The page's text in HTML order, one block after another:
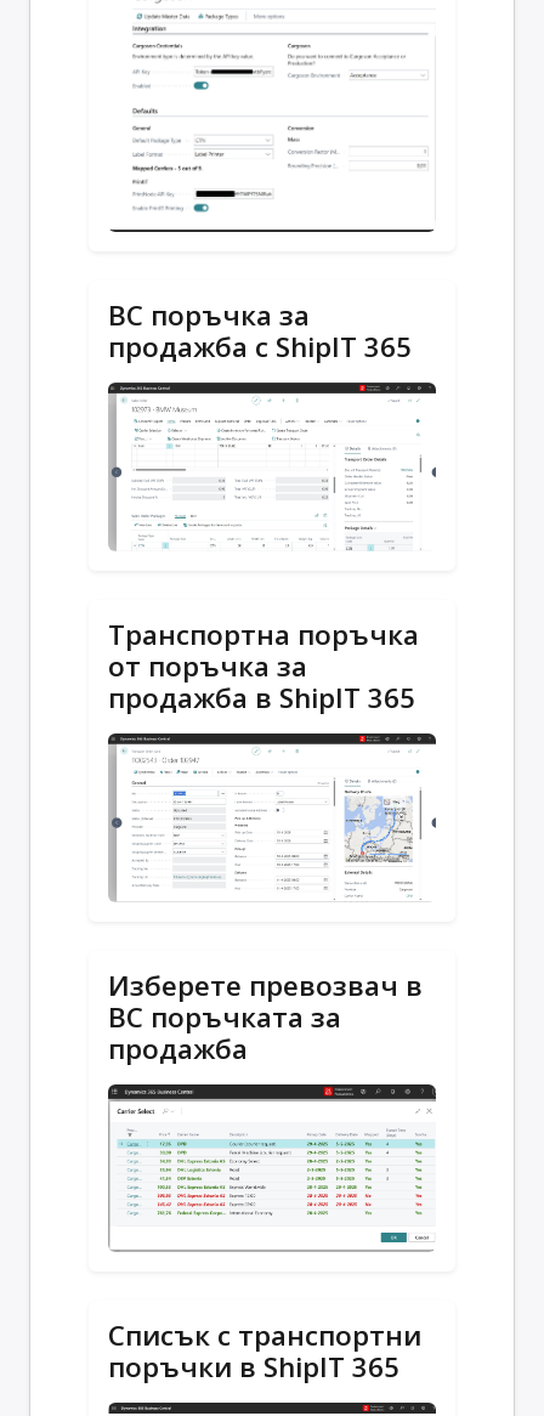
BC поръчка за
продажба с ShipIT 365
Транспортна поръчка
от поръчка за
продажба в ShipIT 365
Изберете превозвач в
BC поръчката за
продажба
Списък с транспортни
поръчки в ShipIT 365